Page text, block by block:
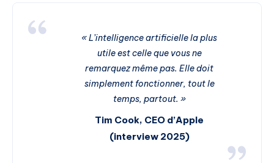
« L’intelligence artificielle la plus
utile est celle que vous ne
remarquez même pas. Elle doit
simplement fonctionner, tout le
temps, partout. »
Tim Cook, CEO d’Apple
(interview 2025)